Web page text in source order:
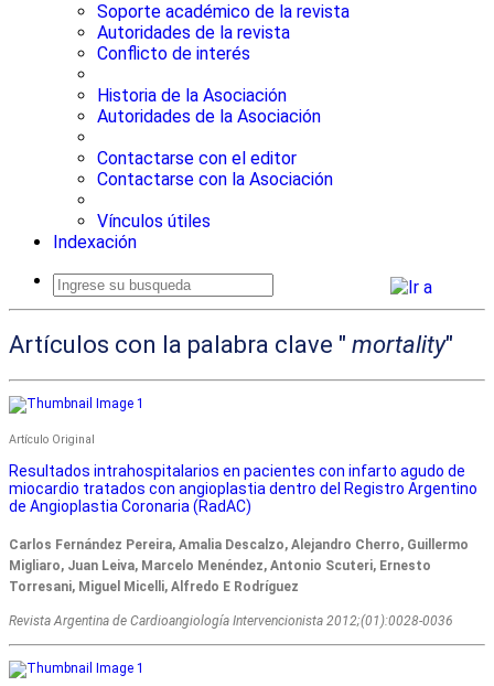
Soporte académico de la revista
Autoridades de la revista
Conflicto de interés
Historia de la Asociación
Autoridades de la Asociación
Contactarse con el editor
Contactarse con la Asociación
Vínculos útiles
Indexación
Artículos con la palabra clave " mortality"
Artículo Original
Resultados intrahospitalarios en pacientes con infarto agudo de
miocardio tratados con angioplastia dentro del Registro Argentino
de Angioplastia Coronaria (RadAC)
Carlos Fernández Pereira, Amalia Descalzo, Alejandro Cherro, Guillermo
Migliaro, Juan Leiva, Marcelo Menéndez, Antonio Scuteri, Ernesto
Torresani, Miguel Micelli, Alfredo E Rodríguez
Revista Argentina de Cardioangiologí­a Intervencionista 2012;(01):0028-0036